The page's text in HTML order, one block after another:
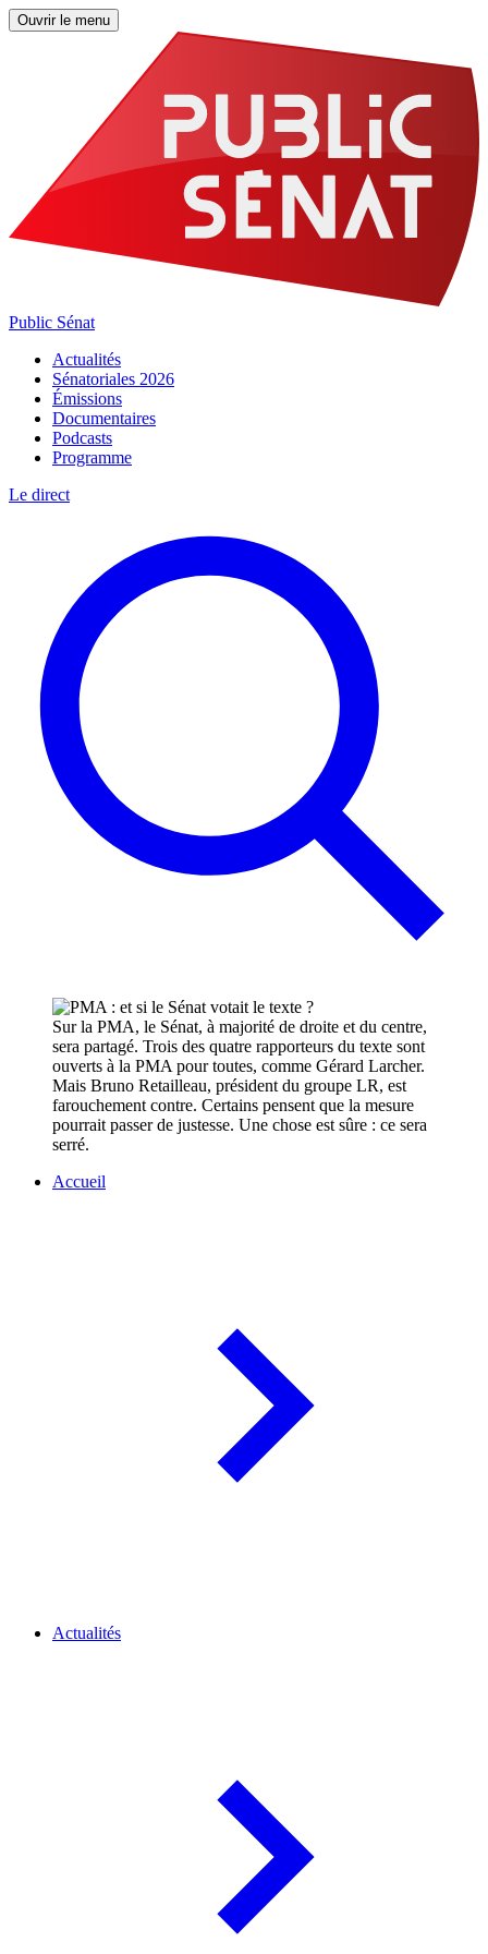
Ouvrir le menu
Public Sénat
Actualités
Sénatoriales 2026
Émissions
Documentaires
Podcasts
Programme
Le direct
Sur la PMA, le Sénat, à majorité de droite et du centre,
sera partagé. Trois des quatre rapporteurs du texte sont
ouverts à la PMA pour toutes, comme Gérard Larcher.
Mais Bruno Retailleau, président du groupe LR, est
farouchement contre. Certains pensent que la mesure
pourrait passer de justesse. Une chose est sûre : ce sera
serré.
Accueil
Actualités